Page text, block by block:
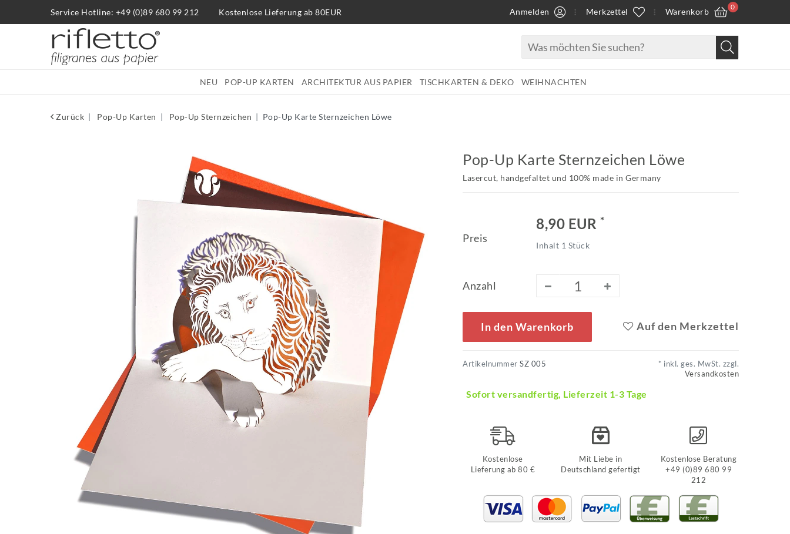
Service Hotline: +49 (0)89 680 99 212 Kostenlose Lieferung ab 80EUR Anmelden Merkzettel Warenkorb 0
NEU POP-UP KARTEN ARCHITEKTUR AUS PAPIER TISCHKARTEN & DEKO WEIHNACHTEN
Zurück Pop-Up Karten Pop-Up Sternzeichen Pop-Up Karte Sternzeichen Löwe
Pop-Up Karte Sternzeichen Löwe
Lasercut, handgefaltet und 100% made in Germany
Preis
8,90 EUR *
Inhalt 1 Stück
Anzahl
In den Warenkorb Auf den Merkzettel
Artikelnummer SZ 005
* inkl. ges. MwSt. zzgl.
Versandkosten
Sofort versandfertig, Lieferzeit 1-3 Tage
Kostenlose
Lieferung ab 80 €
Mit Liebe in
Deutschland gefertigt
Kostenlose Beratung
+49 (0)89 680 99
212